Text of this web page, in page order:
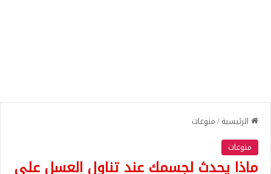
الرئيسية/منوعات
منوعات
ماذا يحدث لجسمك عند تناول العسل على